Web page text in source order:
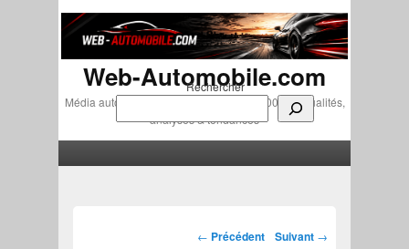
Rechercher
Web-Automobile.com
Média automobile indépendant depuis 2007 • Actualités,
analyses & tendances
Navigation des articles
← Précédent Suivant →